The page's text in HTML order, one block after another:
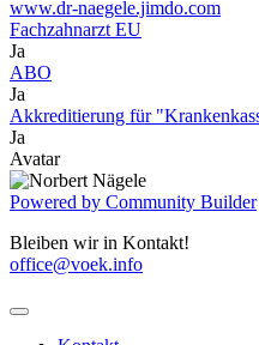
www.dr-naegele.jimdo.com
Fachzahnarzt EU
Ja
ABO
Ja
Akkreditierung für
Ja
Avatar
Powered by Community Builder
Bleiben wir in Kontakt!
office@voek.info